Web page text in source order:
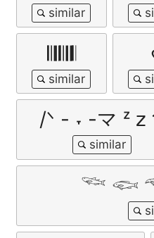
𝄃𝄂𝄀𝄁𝄃𝄂𝄂𝄃
/
𓆝 𓆟